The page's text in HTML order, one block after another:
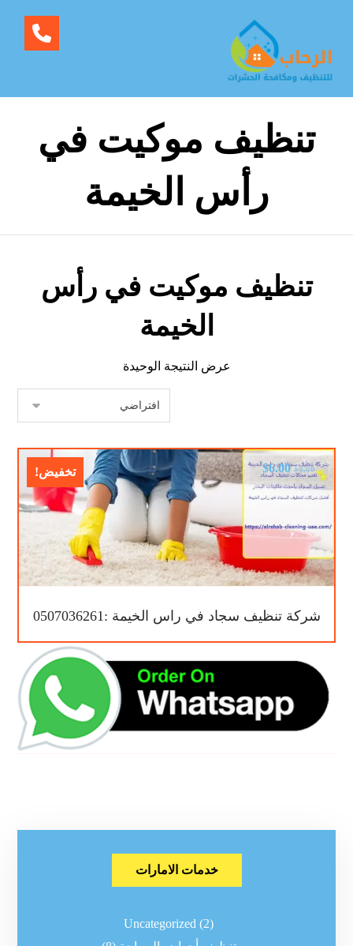
تنظيف موكيت في
رأس الخيمة
تنظيف موكيت في رأس
الخيمة
عرض النتيجة الوحيدة
تخفيض!
شركة تنظيف سجاد في راس الخيمة :0507036261
$8.00
$6.00
خدمات الامارات
Uncategorized (2)